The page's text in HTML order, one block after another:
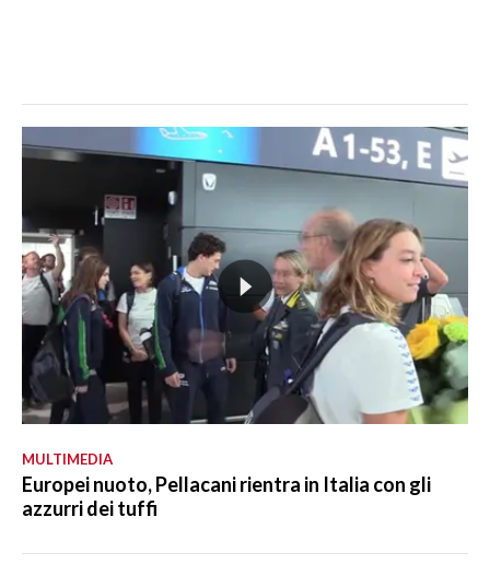
MULTIMEDIA
Europei nuoto, Pellacani rientra in Italia con gli
azzurri dei tuffi